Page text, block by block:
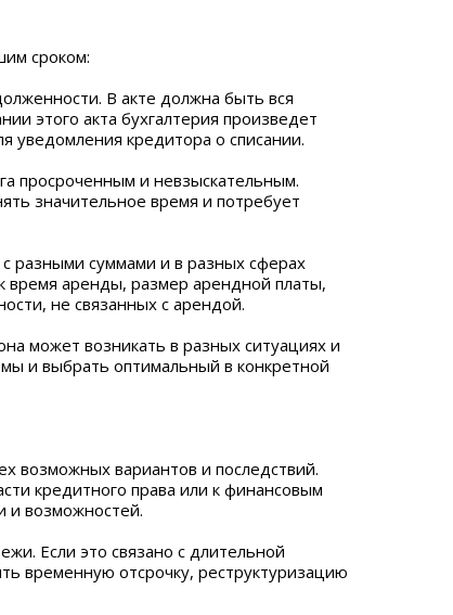
сроком:
В акте должна быть вся
этого акта бухгалтерия произведет
уведомления кредитора о списании.
просроченным и невзыскательным.
значительное время и потребует
разными суммами и в разных сферах
время аренды, размер арендной платы,
не связанных с арендой.
может возникать в разных ситуациях и
и выбрать оптимальный в конкретной
возможных вариантов и последствий.
кредитного права или к финансовым
и возможностей.
Если это связано с длительной
временную отсрочку, реструктуризацию